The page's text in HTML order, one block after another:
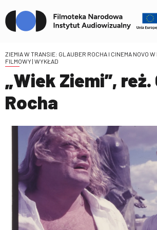
ZIEMIA W TRANSIE: GLAUBER ROCHA I CINEMA NOVO
FILMOWY | WYKŁAD
„Wiek Ziemi”,
Rocha